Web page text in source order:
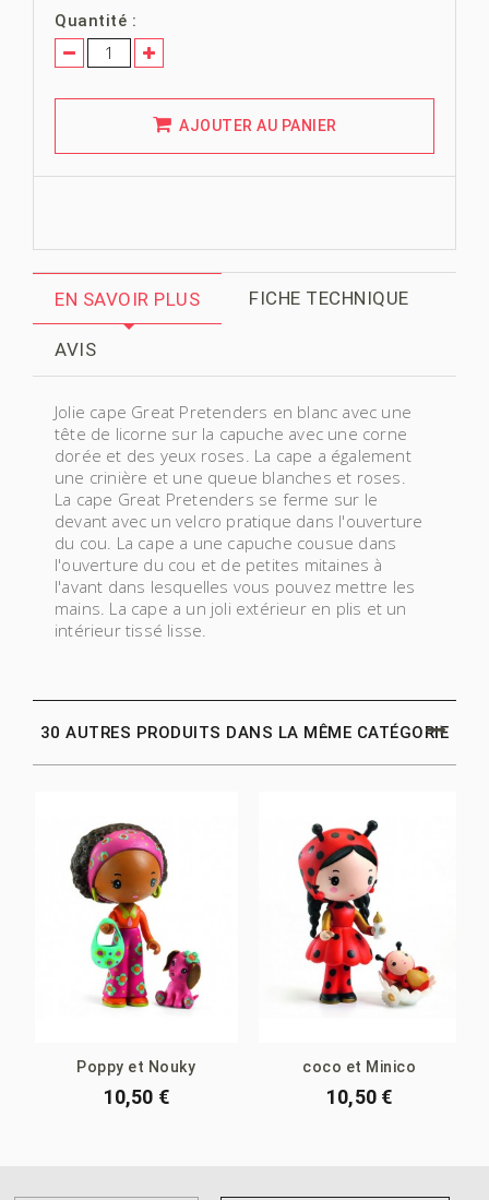
Quantité :
AJOUTER AU PANIER
EN SAVOIR PLUS FICHE TECHNIQUE
AVIS
Jolie cape Great Pretenders en blanc avec une
tête de licorne sur la capuche avec une corne
dorée et des yeux roses. La cape a également
une crinière et une queue blanches et roses.
La cape Great Pretenders se ferme sur le
devant avec un velcro pratique dans l'ouverture
du cou. La cape a une capuche cousue dans
l'ouverture du cou et de petites mitaines à
l'avant dans lesquelles vous pouvez mettre les
mains. La cape a un joli extérieur en plis et un
intérieur tissé lisse.
30 AUTRES PRODUITS DANS LA MÊME CATÉGORIE
Poppy et Nouky
10,50 €
coco et Minico
10,50 €